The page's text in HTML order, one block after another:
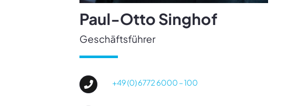
Paul-Otto Singhof
Geschäftsführer
+49 (0) 6772 6000 – 100